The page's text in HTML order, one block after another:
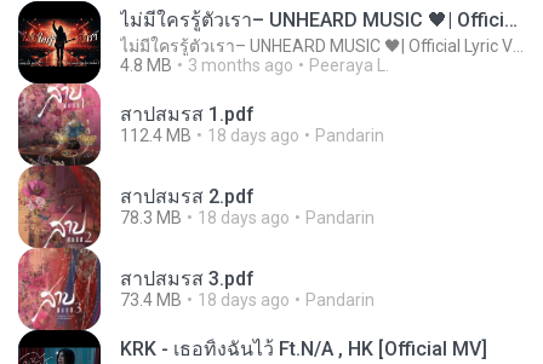
ไม่มีใครรู้ตัวเรา– UNHEARD MUSIC 🖤| Official Lyric Video | เพลงสู้ชีวิต
4.8 MB
3 months ago Peeraya L.
สาปสมรส 1.pdf
112.4 MB 18 days ago Pandarin
สาปสมรส 2.pdf
78.3 MB 18 days ago Pandarin
สาปสมรส 3.pdf
73.4 MB 18 days ago Pandarin
KRK - เธอทิ้งฉันไว้ Ft.N/A , HK [Official MV]